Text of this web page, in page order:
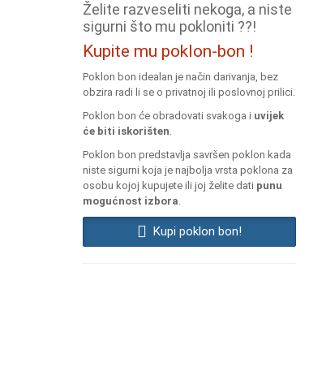
Želite razveseliti nekoga, a niste
sigurni što mu pokloniti ??!
Kupite mu poklon-bon !
Poklon bon idealan je način darivanja, bez
obzira radi li se o privatnoj ili poslovnoj prilici.
Poklon bon će obradovati svakoga i uvijek
će biti iskorišten.
Poklon bon predstavlja savršen poklon kada
niste sigurni koja je najbolja vrsta poklona za
osobu kojoj kupujete ili joj želite dati punu
mogućnost izbora.
Kupi poklon bon!